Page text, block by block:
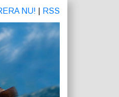
NU! RSS